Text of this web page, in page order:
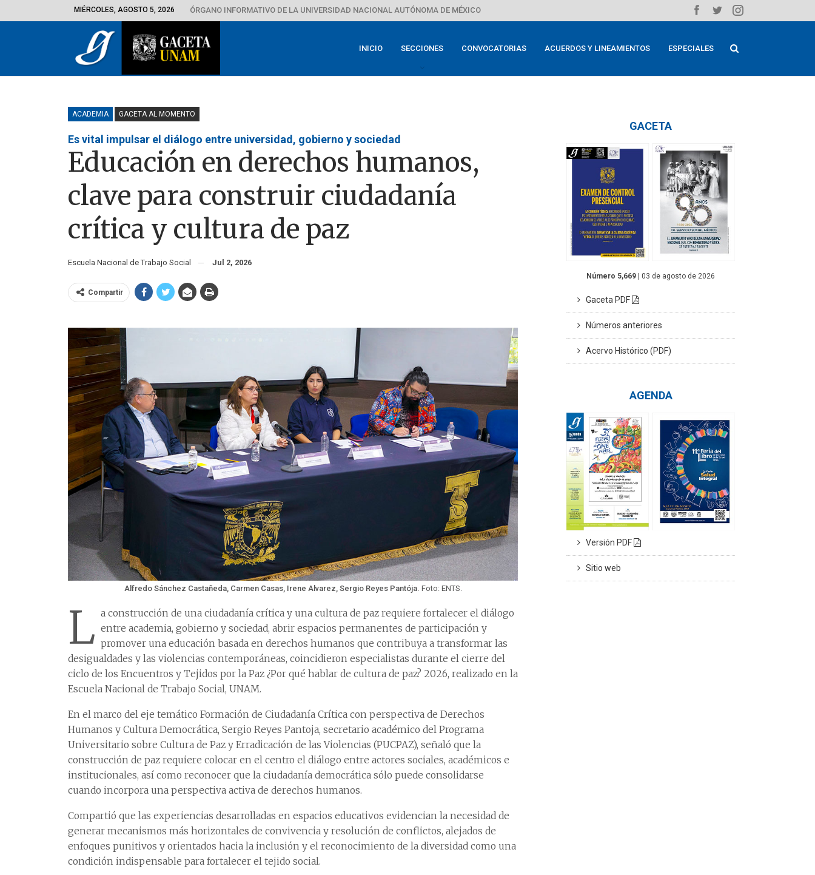
MIÉRCOLES, AGOSTO 5, 2026 ÓRGANO INFORMATIVO DE LA UNIVERSIDAD NACIONAL AUTÓNOMA DE MÉXICO
INICIO SECCIONES CONVOCATORIAS ACUERDOS Y LINEAMIENTOS ESPECIALES
ACADEMIA GACETA AL MOMENTO
Es vital impulsar el diálogo entre universidad, gobierno y sociedad
Educación en derechos humanos,
clave para construir ciudadanía
crítica y cultura de paz
Escuela Nacional de Trabajo Social Jul 2, 2026
Compartir
Alfredo Sánchez Castañeda, Carmen Casas, Irene Alvarez, Sergio Reyes Pantója. Foto: ENTS.
L a construcción de una ciudadanía crítica y una cultura de paz requiere fortalecer el diálogo
entre academia, gobierno y sociedad, abrir espacios permanentes de participación y
promover una educación basada en derechos humanos que contribuya a transformar las
desigualdades y las violencias contemporáneas, coincidieron especialistas durante el cierre del
ciclo de los Encuentros y Tejidos por la Paz ¿Por qué hablar de cultura de paz? 2026, realizado en la
Escuela Nacional de Trabajo Social, UNAM.
En el marco del eje temático Formación de Ciudadanía Crítica con perspectiva de Derechos
Humanos y Cultura Democrática, Sergio Reyes Pantoja, secretario académico del Programa
Universitario sobre Cultura de Paz y Erradicación de las Violencias (PUCPAZ), señaló que la
construcción de paz requiere colocar en el centro el diálogo entre actores sociales, académicos e
institucionales, así como reconocer que la ciudadanía democrática sólo puede consolidarse
cuando incorpora una perspectiva activa de derechos humanos.
Compartió que las experiencias desarrolladas en espacios educativos evidencian la necesidad de
generar mecanismos más horizontales de convivencia y resolución de conflictos, alejados de
enfoques punitivos y orientados hacia la inclusión y el reconocimiento de la diversidad como una
condición indispensable para fortalecer el tejido social.
GACETA
Número 5,669 | 03 de agosto de 2026
Gaceta PDF
Números anteriores
Acervo Histórico (PDF)
AGENDA
Versión PDF
Sitio web